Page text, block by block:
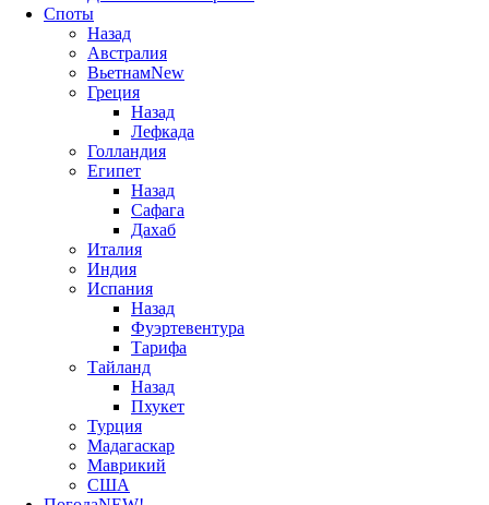
Споты
Назад
Австралия
ВьетнамNew
Греция
Назад
Лефкада
Голландия
Египет
Назад
Сафага
Дахаб
Италия
Индия
Испания
Назад
Фуэртевентура
Тарифа
Тайланд
Назад
Пхукет
Турция
Мадагаскар
Маврикий
США